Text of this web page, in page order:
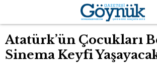
Atatürk’ün Çocukları
Sinema Keyfi